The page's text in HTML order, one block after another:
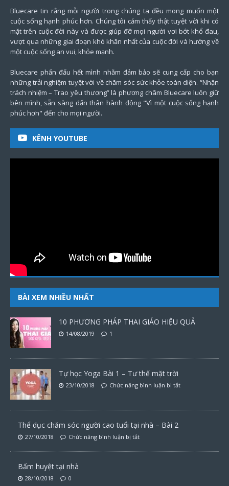
Bluecare tin rằng mỗi người trong chúng ta đều mong muốn một
cuộc sống hạnh phúc hơn. Chúng tôi cảm thấy thật tuyệt vời khi có
mặt trên cuộc đời này và được giúp đỡ mọi người vơi bớt khổ đau,
vượt qua những giai đoạn khó khăn nhất của cuộc đời và hướng về
một cuộc sống an vui, khỏe mạnh.
Bluecare phấn đấu hết mình nhằm đảm bảo sẽ cung cấp cho bạn
những trải nghiệm tuyệt vời về chăm sóc sức khỏe toàn diện. “Nhận
trách nhiệm – Trao yêu thương” là phương châm Bluecare luôn giữ
bên mình, sẵn sàng dấn thân hành động "Vì một cuộc sống hạnh
phúc hơn" đến cho mọi người.
KÊNH YOUTUBE
BÀI XEM NHIỀU NHẤT
10 PHƯƠNG PHÁP THAI GIÁO HIỆU QUẢ
14/08/2019 1
Tự học Yoga Bài 1 – Tư thế mặt trời
23/10/2018 Chức năng bình luận bị tắt
Thể dục chăm sóc người cao tuổi tại nhà – Bài 2
27/10/2018 Chức năng bình luận bị tắt
Bấm huyệt tại nhà
28/10/2018 0